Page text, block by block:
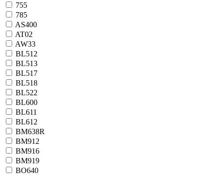
755
785
AS400
AT02
AW33
BL512
BL513
BL517
BL518
BL522
BL600
BL611
BL612
BM638R
BM912
BM916
BM919
BO640